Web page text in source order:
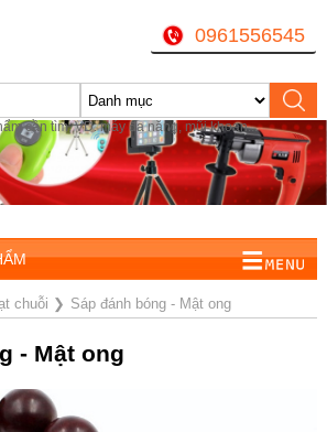
cần tìm, VD: máy đa năng, mũi khoan...
0961556545
chuỗi ❯ Sáp đánh bóng - Mật ong
- Mật ong